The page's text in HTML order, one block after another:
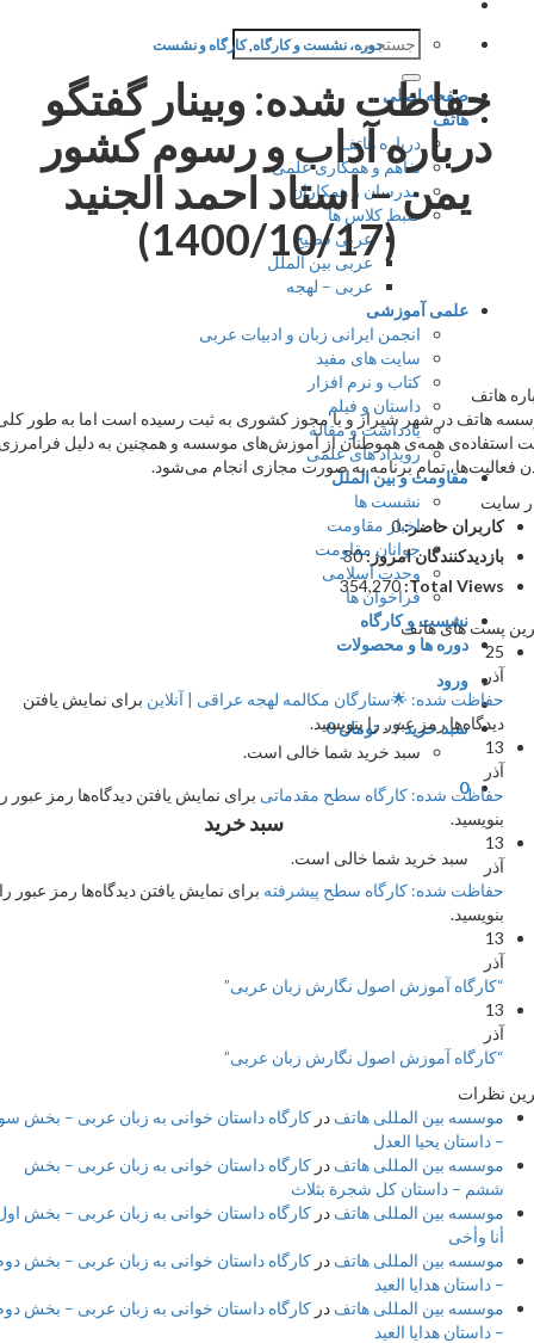
جستجو
برای:
صفحه اصلی
هاتف
درباره هاتف
تفاهم و همکاری علمی
مدرسان و همکاران
ضبط کلاس ها
عربی فصیح
عربی بین الملل
عربی – لهجه
علمی آموزشی
انجمن ایرانی زبان و ادبیات عربی
سایت های مفید
کتاب و نرم افزار
داستان و فیلم
یادداشت و مقاله
رویداد های علمی
مقاومت و بین الملل
نشست ها
اخبار مقاومت
جوانان مقاومت
وحدت اسلامی
فراخوان ها
نشست و کارگاه
دوره ها و محصولات
ورود
سبد خرید /۰تومان0
سبد خرید شما خالی است.
0
سبد خرید
سبد خرید شما خالی است.
دوره، نشست و کارگاه,کارگاه و نشست
حفاظت شده: وبینار گفتگو
درباره آداب و رسوم کشور
یمن – استاد احمد الجنید
(1400/10/17)
هاتف
هاتف در شهر شیراز و با مجوز کشوری به ثبت رسیده است اما به طور کلی
همه‌ی هموطنان از آموزش‌های موسسه و همچنین به دلیل فرامرزی
تمام برنامه به صورت مجازی انجام می‌شود.
کاربران حاضر:0
بازدیدکنندگان امروز:30
Total Views:
354,270
پست های هاتف
25
آذر
حفاظت شده: 🌟ستارگان مکالمه لهجه عراقی | آنلاینبرای نمایش یافتن
دیدگاه‌ها رمز عبور را بنویسید.
13
آذر
حفاظت شده: کارگاه سطح مقدماتیبرای نمایش یافتن دیدگاه‌ها رمز عبور را
بنویسید.
13
آذر
حفاظت شده: کارگاه سطح پیشرفتهبرای نمایش یافتن دیدگاه‌ها رمز عبور را
بنویسید.
13
آذر
“کارگاه آموزش اصول نگارش زبان عربی”
13
آذر
“کارگاه آموزش اصول نگارش زبان عربی”
نظرات
موسسه بین المللی هاتفدرکارگاه داستان خوانی به زبان عربی – بخش سوم
– داستان یحیا العدل
موسسه بین المللی هاتفدرکارگاه داستان خوانی به زبان عربی – بخش
ششم – داستان کل شجرة بثلاث
موسسه بین المللی هاتفدرکارگاه داستان خوانی به زبان عربی – بخش اول –
أنا وأخی
موسسه بین المللی هاتفدرکارگاه داستان خوانی به زبان عربی – بخش دوم
– داستان هدایا العید
موسسه بین المللی هاتفدرکارگاه داستان خوانی به زبان عربی – بخش دوم
– داستان هدایا العید